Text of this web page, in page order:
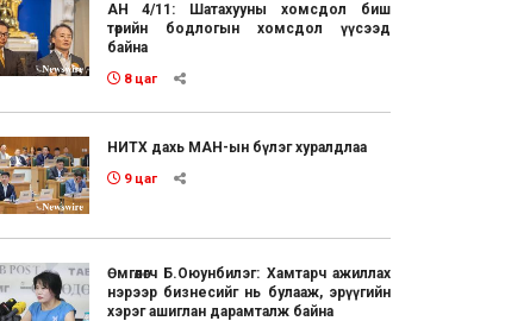
АН 4/11: Шатахууны хомсдол биш
төрийн бодлогын хомсдол үүсээд
байна
8 цаг
НИТХ дахь МАН-ын бүлэг хуралдлаа
9 цаг
Өмгөөлөгч Б.Оюунбилэг: Хамтарч ажиллах
нэрээр бизнесийг нь булааж, эрүүгийн
хэрэг ашиглан дарамталж байна